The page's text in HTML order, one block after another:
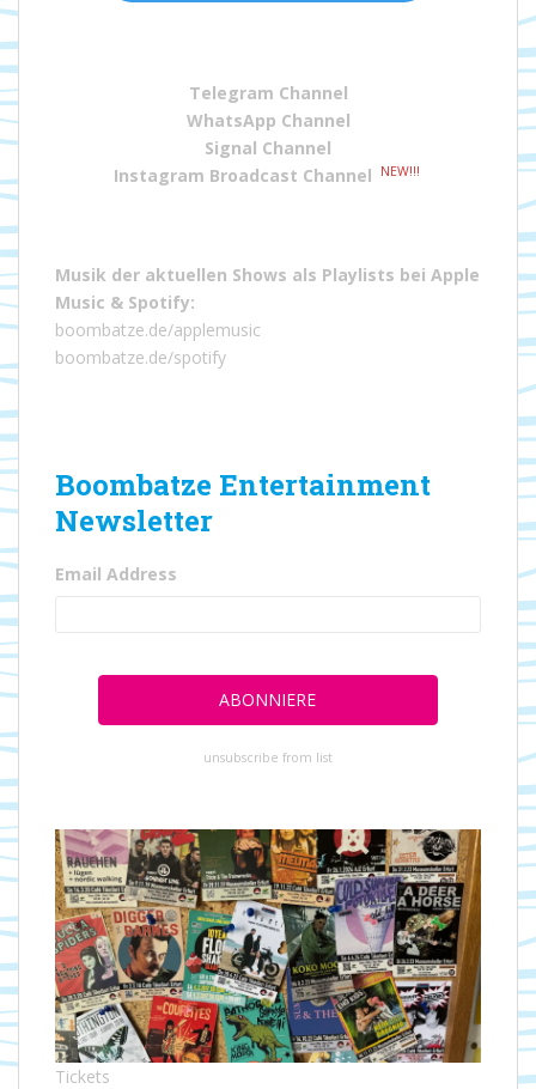
Telegram Channel
WhatsApp Channel
Signal Channel
Instagram Broadcast Channel
NEW!!!
Musik der aktuellen Shows als Playlists bei Apple
Music & Spotify:
boombatze.de/applemusic
boombatze.de/spotify
Boombatze Entertainment
Newsletter
Email Address
unsubscribe from list
Tickets